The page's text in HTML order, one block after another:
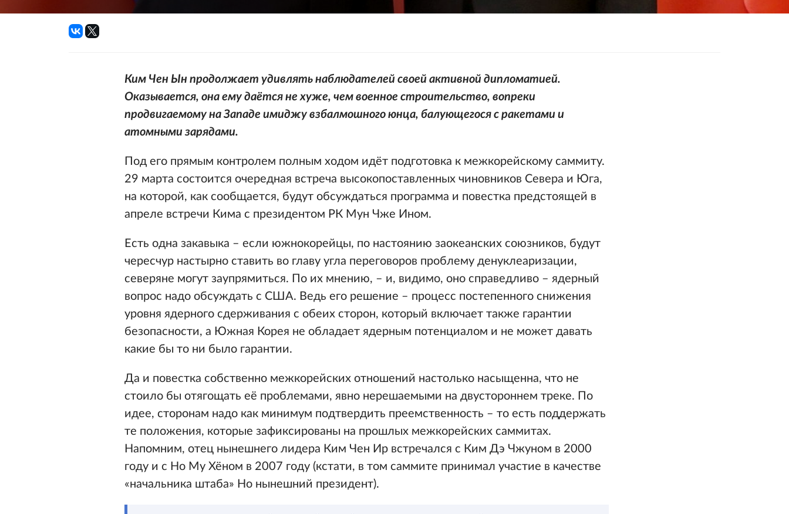
Ким Чен Ын продолжает удивлять наблюдателей своей активной дипломатией.
Оказывается, она ему даётся не хуже, чем военное строительство, вопреки
продвигаемому на Западе имиджу взбалмошного юнца, балующегося с ракетами и
атомными зарядами.
Под его прямым контролем полным ходом идёт подготовка к межкорейскому саммиту.
29 марта состоится очередная встреча высокопоставленных чиновников Севера и Юга,
на которой, как сообщается, будут обсуждаться программа и повестка предстоящей в
апреле встречи Кима с президентом РК Мун Чже Ином.
Есть одна закавыка – если южнокорейцы, по настоянию заокеанских союзников, будут
чересчур настырно ставить во главу угла переговоров проблему денуклеаризации,
северяне могут заупрямиться. По их мнению, – и, видимо, оно справедливо – ядерный
вопрос надо обсуждать с США. Ведь его решение – процесс постепенного снижения
уровня ядерного сдерживания с обеих сторон, который включает также гарантии
безопасности, а Южная Корея не обладает ядерным потенциалом и не может давать
какие бы то ни было гарантии.
Да и повестка собственно межкорейских отношений настолько насыщенна, что не
стоило бы отягощать её проблемами, явно нерешаемыми на двустороннем треке. По
идее, сторонам надо как минимум подтвердить преемственность – то есть поддержать
те положения, которые зафиксированы на прошлых межкорейских саммитах.
Напомним, отец нынешнего лидера Ким Чен Ир встречался с Ким Дэ Чжуном в 2000
году и с Но Му Хёном в 2007 году (кстати, в том саммите принимал участие в качестве
«начальника штаба» Но нынешний президент).